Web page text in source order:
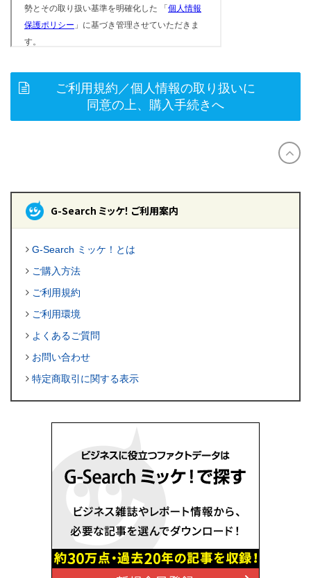
ご利用規約／個人情報の取り扱いに
同意の上、購入手続きへ
G-Search ミッケ！ ご利用案内
G-Search ミッケ！とは
ご購入方法
ご利用規約
ご利用環境
よくあるご質問
お問い合わせ
特定商取引に関する表示